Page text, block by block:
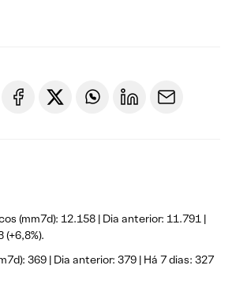
(mm7d): 12.158 | Dia anterior: 11.791 |
(+6,8%).
369 | Dia anterior: 379 | Há 7 dias: 327